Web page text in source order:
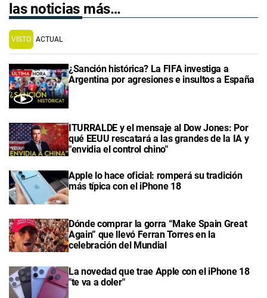
las noticias más…
VISTO ACTUAL
¿Sanción histórica? La FIFA investiga a
Argentina por agresiones e insultos a España
ITURRALDE y el mensaje al Dow Jones: Por
qué EEUU rescatará a las grandes de la IA y
"envidia el control chino"
Apple lo hace oficial: romperá su tradición
más típica con el iPhone 18
Dónde comprar la gorra “Make Spain Great
Again” que llevó Ferran Torres en la
celebración del Mundial
La novedad que trae Apple con el iPhone 18
"te va a doler"